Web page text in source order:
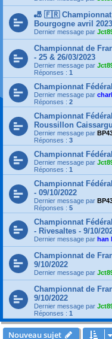
🎳 🇫🇷 Championnat
Bourgogne avril 2023
Dernier message par
Championnat de
- 25 & 26/03/2023
Dernier message par
Réponses : 1
Championnat
Dernier message par
Réponses : 2
Championnat
Roussillon
Dernier message par
Réponses : 3
Championnat
Dernier message par
Réponses : 1
Championnat
- 09/10/2022
Dernier message par
Réponses : 5
Championnat
- Rivesaltes - 9/10/
Dernier message par han
Championnat de
9/10/2022
Dernier message par
Championnat de
9/10/2022
Dernier message par
Réponses : 1
Nouveau sujet